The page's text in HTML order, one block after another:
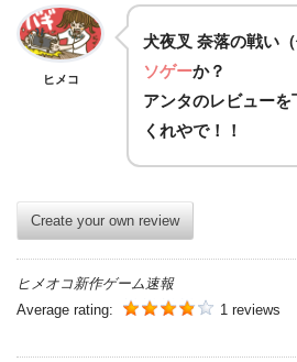
ヒメコ
犬夜叉 奈落の戦い
ソゲーか？
アンタのレビュー
くれやで！！
Create your own review
ヒメオコ新作ゲーム速報
Average rating:
1 reviews